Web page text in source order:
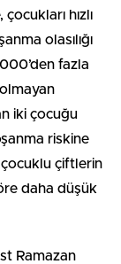
hızlı
olasılığı
fazla
iki çocuğu
riskine
çocuklu çiftlerin
daha düşük
Ramazan